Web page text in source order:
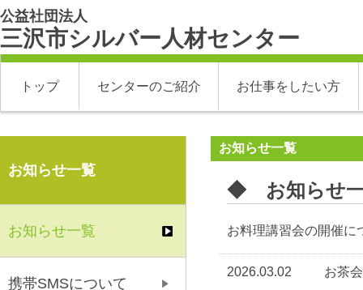
公益社団法人
三沢市シルバー人材センター
トップ センターのご紹介 お仕事をしたい方
お知らせ一覧
◆ お知らせ
お料理講習会の開催に
2026.03.02 お茶
お知らせ一覧
お知らせ一覧
携帯SMSについて